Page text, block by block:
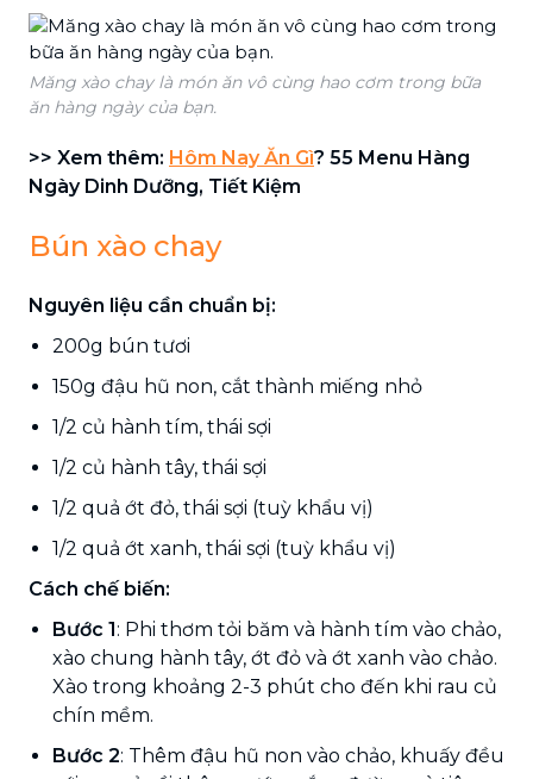
Măng xào chay là món ăn vô cùng hao cơm trong bữa
ăn hàng ngày của bạn.
>> Xem thêm: Hôm Nay Ăn Gì? 55 Menu Hàng
Ngày Dinh Dưỡng, Tiết Kiệm
Bún xào chay
Nguyên liệu cần chuẩn bị:
200g bún tươi
150g đậu hũ non, cắt thành miếng nhỏ
1/2 củ hành tím, thái sợi
1/2 củ hành tây, thái sợi
1/2 quả ớt đỏ, thái sợi (tuỳ khẩu vị)
1/2 quả ớt xanh, thái sợi (tuỳ khẩu vị)
Cách chế biến:
Bước 1: Phi thơm tỏi băm và hành tím vào chảo,
xào chung hành tây, ớt đỏ và ớt xanh vào chảo.
Xào trong khoảng 2-3 phút cho đến khi rau củ
chín mềm.
Bước 2: Thêm đậu hũ non vào chảo, khuấy đều